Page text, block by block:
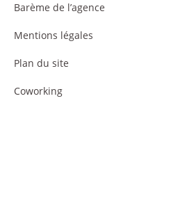
Barème de l’agence
Mentions légales
Plan du site
Coworking